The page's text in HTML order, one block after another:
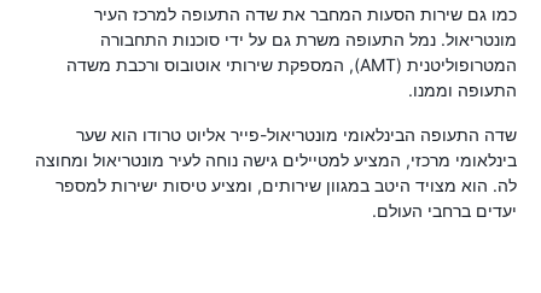
כמו גם שירות הסעות המחבר את שדה התעופה למרכז העיר
מונטריאול. נמל התעופה משרת גם על ידי סוכנות התחבורה
המטרופוליטנית (AMT), המספקת שירותי אוטובוס ורכבת משדה
התעופה וממנו.
שדה התעופה הבינלאומי מונטריאול-פייר אליוט טרודו הוא שער
בינלאומי מרכזי, המציע למטיילים גישה נוחה לעיר מונטריאול ומחוצה
לה. הוא מצויד היטב במגוון שירותים, ומציע טיסות ישירות למספר
יעדים ברחבי העולם.